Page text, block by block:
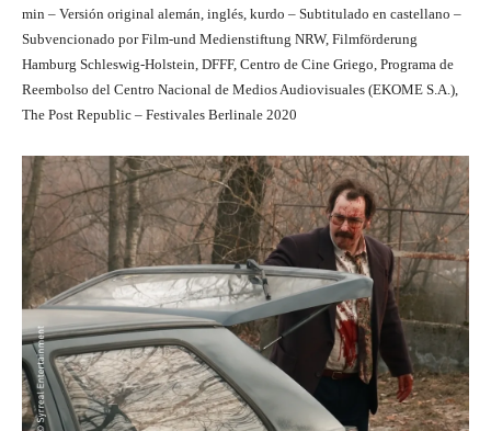
min – Versión original alemán, inglés, kurdo – Subtitulado en castellano –
Subvencionado por Film-und Medienstiftung NRW, Filmförderung
Hamburg Schleswig-Holstein, DFFF, Centro de Cine Griego, Programa de
Reembolso del Centro Nacional de Medios Audiovisuales (EKOME S.A.),
The Post Republic – Festivales Berlinale 2020